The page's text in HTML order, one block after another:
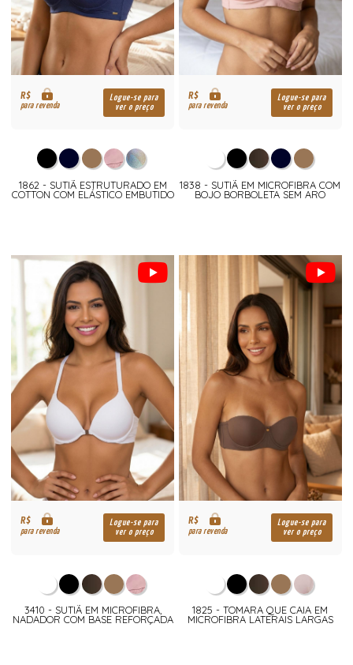
R$
para revenda
Logue-se para
ver o preço
1862 - SUTIÃ ESTRUTURADO EM
COTTON COM ELÁSTICO EMBUTIDO
R$
para revenda
Logue-se para
ver o preço
1838 - SUTIÃ EM MICROFIBRA COM
BOJO BORBOLETA SEM ARO
R$
para revenda
Logue-se para
ver o preço
3410 - SUTIÃ EM MICROFIBRA,
NADADOR COM BASE REFORÇADA
R$
para revenda
Logue-se para
ver o preço
1825 - TOMARA QUE CAIA EM
MICROFIBRA LATERAIS LARGAS